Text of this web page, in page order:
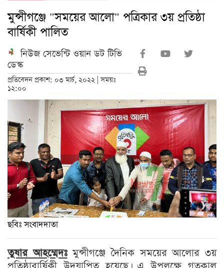
মুন্সীগঞ্জে "সময়ের আলো" পত্রিকার ৩য় প্রতিষ্ঠা
বার্ষিকী পালিত
নিউজ সেভেন্টি ওয়ান ডট টিভি
ডেস্ক
প্রতিবেদন প্রকাশ: ০৩ মার্চ, ২০২২ | সময়ঃ
১২:০০
ছবিঃ সংবাদদাতা
তুষার আহম্মেদঃমুন্সীগঞ্জে দৈনিক সময়ের আলোর ৩য়